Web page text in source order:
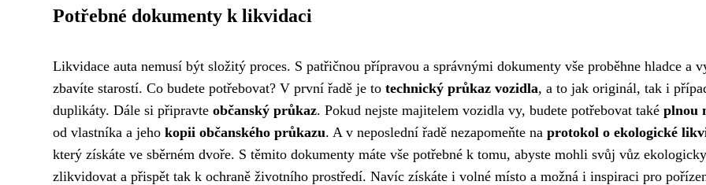
Potřebné dokumenty k likvidaci
Likvidace auta nemusí být složitý proces. S patřičnou přípravou a správnými dokumenty vše proběhne hladce a
zbavíte starostí. Co budete potřebovat? V první řadě je to technický průkaz vozidla, a to jak originál, tak i
duplikáty. Dále si připravte občanský průkaz. Pokud nejste majitelem vozidla vy, budete potřebovat také plnou
od vlastníka a jeho kopii občanského průkazu. A v neposlední řadě nezapomeňte na protokol o ekologické
který získáte ve sběrném dvoře. S těmito dokumenty máte vše potřebné k tomu, abyste mohli svůj vůz ekologicky
zlikvidovat a přispět tak k ochraně životního prostředí. Navíc získáte i volné místo a možná i inspiraci pro